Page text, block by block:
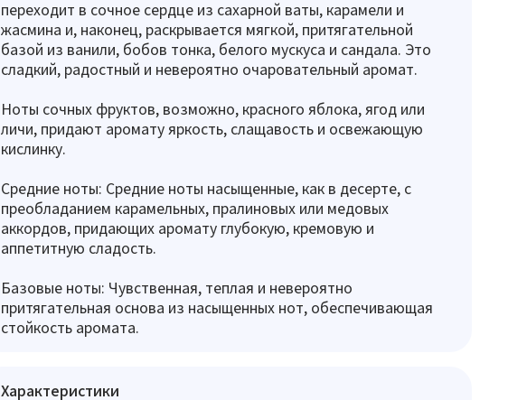
переходит в сочное сердце из сахарной ваты, карамели и
жасмина и, наконец, раскрывается мягкой, притягательной
базой из ванили, бобов тонка, белого мускуса и сандала. Это
сладкий, радостный и невероятно очаровательный аромат.
​Ноты сочных фруктов, возможно, красного яблока, ягод или
личи, придают аромату яркость, слащавость и освежающую
кислинку.
Средние ноты: Средние ноты насыщенные, как в десерте, с
преобладанием карамельных, пралиновых или медовых
аккордов, придающих аромату глубокую, кремовую и
аппетитную сладость.
Базовые ноты: Чувственная, теплая и невероятно
притягательная основа из насыщенных нот, обеспечивающая
стойкость аромата.
Характеристики